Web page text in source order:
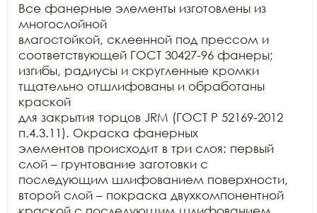
Все фанерные элементы изготовлены из
многослойной
влагостойкой, склеенной под прессом и
соответствующей ГОСТ 30427-96 фанеры;
изгибы, радиусы и скругленные кромки
тщательно отшлифованы и обработаны
краской
для закрытия торцов JRM (ГОСТ Р 52169-2012
п.4.3.11). Окраска фанерных
элементов происходит в три слоя: первый
слой – грунтование заготовки с
последующим шлифованием поверхности,
второй слой – покраска двухкомпонентной